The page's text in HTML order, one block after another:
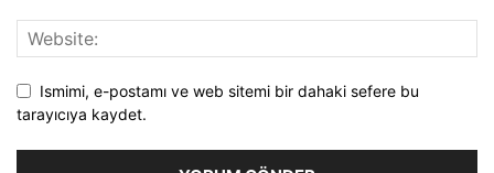
Ismimi, e-postamı ve web sitemi bir dahaki sefere bu
tarayıcıya kaydet.